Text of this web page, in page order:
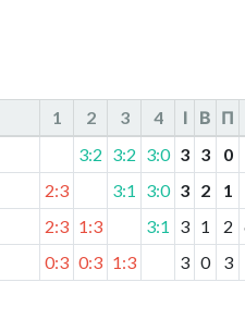
1 2 3 4 І В П
3:2 3:2 3:0 3 3 0
2:3 3:1 3:0 3 2 1
2:3 1:3 3:1 3 1 2
0:3 0:3 1:3 3 0 3